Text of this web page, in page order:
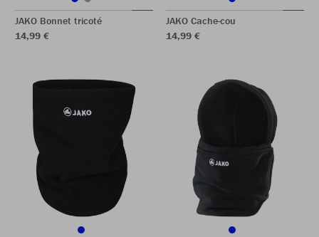
JAKO Bonnet tricoté
14,99 €
JAKO Cache-cou
14,99 €